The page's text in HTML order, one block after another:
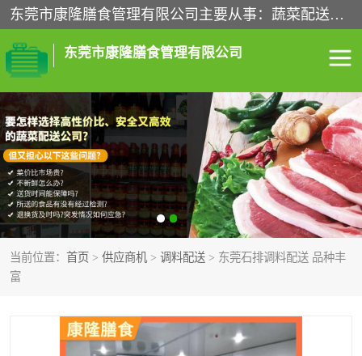
东莞市康隆膳食管理有限公司主要从事：蔬菜配送、食堂承包、企业工厂食堂承包、机关单位食堂承包、调味品配送、粮油配送、干货配送、副食配送、水果配送、海鲜配送等业务，东莞蔬菜配送电话，咨询在线客服。
东莞市康隆膳食管理有限公司
当前位置： 首页 > 供应商机 > 调料配送 > 东莞石排调料配送 品种丰
富
食堂承包 蔬菜配送
粮油配送 鲜肉配送
海鲜配送 食材配送
调料配送 企业工厂食堂承包
干货配送 副食配送